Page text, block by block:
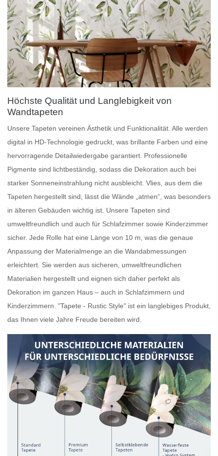
Höchste Qualität und Langlebigkeit von
Wandtapeten
Unsere Tapeten vereinen Ästhetik und Funktionalität. Alle werden
digital in HD-Technologie gedruckt, was brillante Farben und eine
hervorragende Detailwiedergabe garantiert. Professionelle
Pigmente sind lichtbeständig, sodass die Dekoration auch bei
starker Sonneneinstrahlung nicht ausbleicht. Vlies, aus dem die
Tapeten hergestellt sind, lässt die Wände „atmen“, was besonders
in älteren Gebäuden wichtig ist. Unsere Tapeten sind
umweltfreundlich und auch für Schlafzimmer sowie Kinderzimmer
sicher. Jede Rolle hat eine Länge von 10 m, was die genaue
Anpassung der Materialmenge an die Wandabmessungen
erleichtert. Sie werden aus sicheren, umweltfreundlichen
Materialien hergestellt und eignen sich daher perfekt als
Dekoration im ganzen Haus – auch in Schlafzimmern und
Kinderzimmern. "Tapete - Rustic Style" ist ein langlebiges Produkt,
das Ihnen viele Jahre Freude bereiten wird.